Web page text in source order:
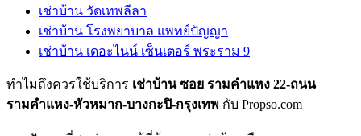
เช่าบ้าน วัดเทพลีลา
เช่าบ้าน โรงพยาบาล แพทย์ปัญญา
เช่าบ้าน เดอะไนน์ เซ็นเตอร์ พระราม 9
ทำไมถึงควรใช้บริการ เช่าบ้าน ซอย รามคำแหง 22-ถนน
รามคำแหง-หัวหมาก-บางกะปิ-กรุงเทพ กับ Propso.com